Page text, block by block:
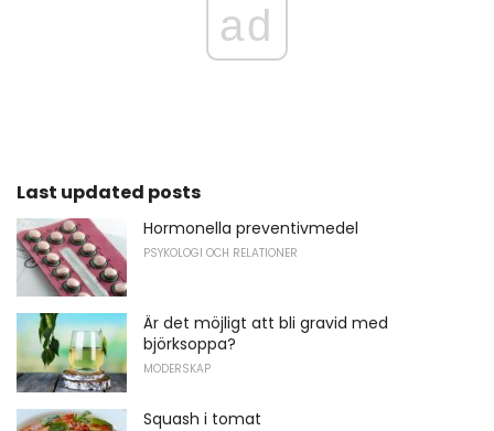
ad
Last updated posts
Hormonella preventivmedel
PSYKOLOGI OCH RELATIONER
Är det möjligt att bli gravid med
björksoppa?
MODERSKAP
Squash i tomat